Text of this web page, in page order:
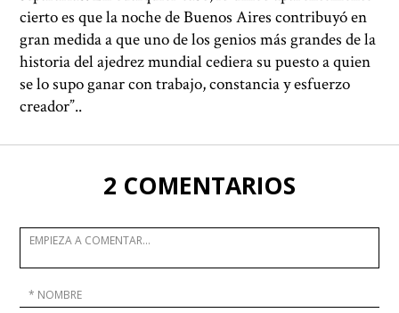
cierto es que la noche de Buenos Aires contribuyó en
gran medida a que uno de los genios más grandes de la
historia del ajedrez mundial cediera su puesto a quien
se lo supo ganar con trabajo, constancia y esfuerzo
creador”..
2 COMENTARIOS